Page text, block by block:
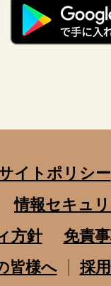
イトポリシー
情報セキュ
方針
免責
皆様へ
採